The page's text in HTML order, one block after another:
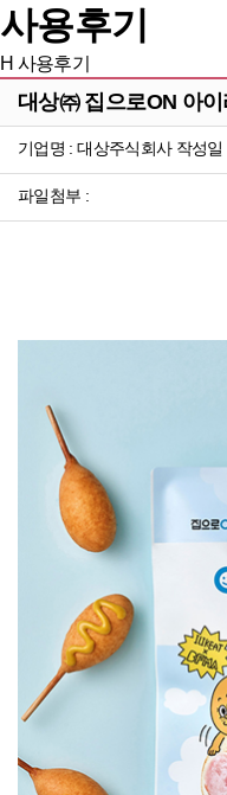
사용후기
H 사용후기
대상㈜ 집으로ON 아
기업명 : 대상주식회사 작성일
파일첨부 :